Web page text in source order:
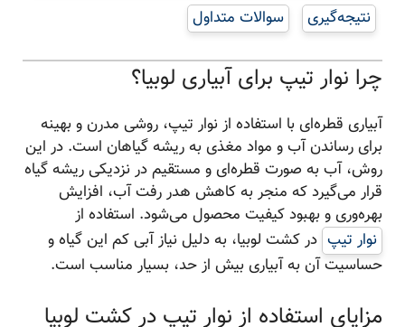
نتیجه‌گیری
سوالات متداول
چرا نوار تیپ برای آبیاری لوبیا؟
آبیاری قطره‌ای با استفاده از نوار تیپ، روشی مدرن و بهینه
برای رساندن آب و مواد مغذی به ریشه گیاهان است. در این
روش، آب به صورت قطره‌ای و مستقیم در نزدیکی ریشه گیاه
قرار می‌گیرد که منجر به کاهش هدر رفت آب، افزایش
بهره‌وری و بهبود کیفیت محصول می‌شود. استفاده از
نوار تیپ در کشت لوبیا، به دلیل نیاز آبی کم این گیاه و
حساسیت آن به آبیاری بیش از حد، بسیار مناسب است.
مزایای استفاده از نوار تیپ در کشت لوبیا